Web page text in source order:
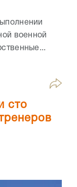
военной
сто